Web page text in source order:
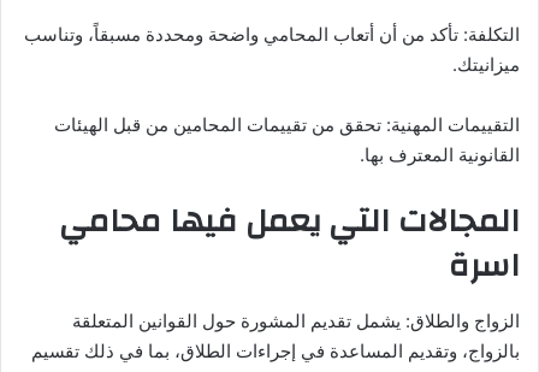
التكلفة: تأكد من أن أتعاب المحامي واضحة ومحددة مسبقاً، وتناسب
ميزانيتك.
التقييمات المهنية: تحقق من تقييمات المحامين من قبل الهيئات
القانونية المعترف بها.
المجالات التي يعمل فيها محامي
اسرة
الزواج والطلاق: يشمل تقديم المشورة حول القوانين المتعلقة
بالزواج، وتقديم المساعدة في إجراءات الطلاق، بما في ذلك تقسيم